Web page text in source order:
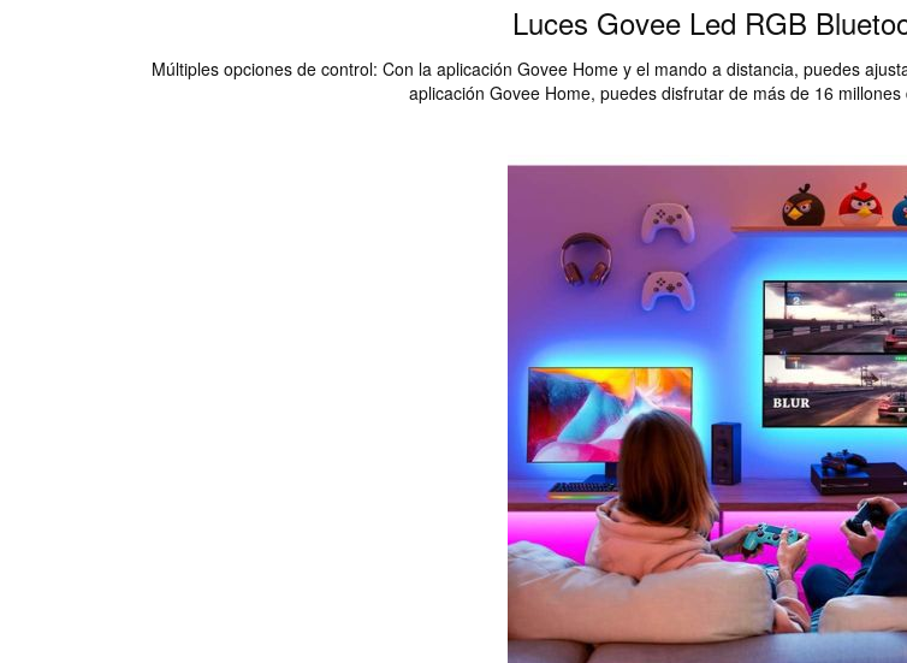
Luces Govee Led RGB
Múltiples opciones de control: Con la aplicación Govee Home y el mando a distancia, puedes
aplicación Govee Home, puedes disfrutar de más de 16